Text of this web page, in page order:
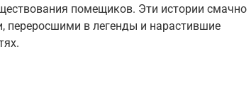
помещиков. Эти истории смачно
в легенды и нарастившие